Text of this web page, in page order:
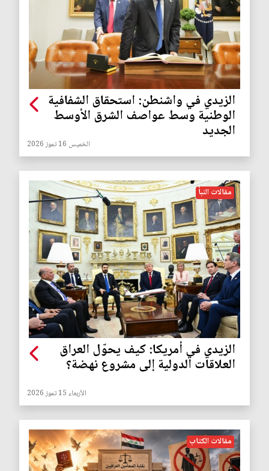
الزيدي في واشنطن: استحقاق الشفافية
الوطنية وسط عواصف الشرق الأوسط
الجديد
الخميس 16 تموز 2026
مقالات النبأ
الزيدي في أمريكا: كيف يحوّل العراق
العلاقات الدولية إلى مشروع نهضة؟
الأربعاء 15 تموز 2026
مقالات الكتاب